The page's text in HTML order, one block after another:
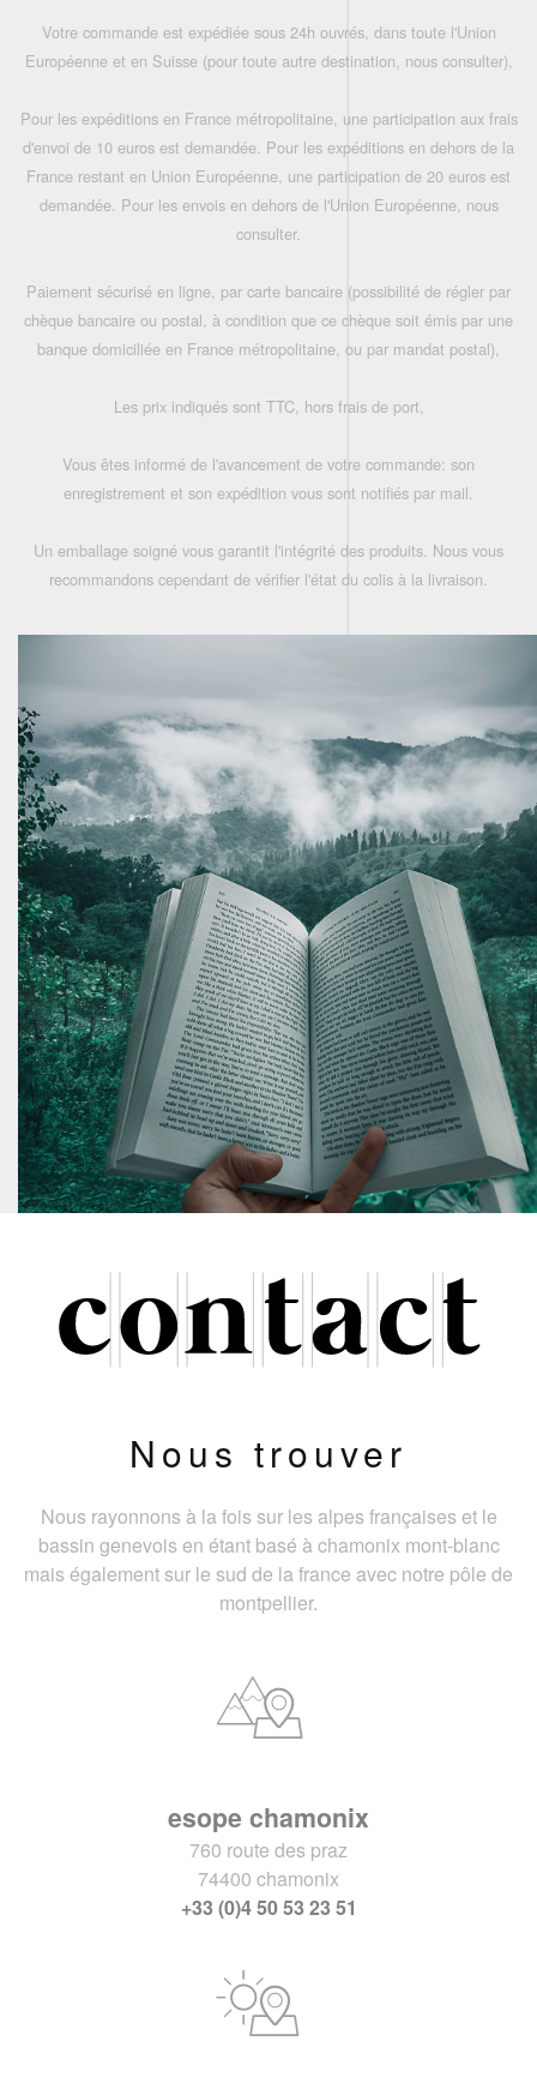
Votre commande est expédiée sous 24h ouvrés, dans toute l'Union
Européenne et en Suisse (pour toute autre destination, nous consulter),
Pour les expéditions en France métropolitaine, une participation aux frais
d'envoi de 10 euros est demandée. Pour les expéditions en dehors de la
France restant en Union Européenne, une participation de 20 euros est
demandée. Pour les envois en dehors de l'Union Européenne, nous
consulter.
Paiement sécurisé en ligne, par carte bancaire (possibilité de régler par
chèque bancaire ou postal, à condition que ce chèque soit émis par une
banque domiciliée en France métropolitaine, ou par mandat postal),
Les prix indiqués sont TTC, hors frais de port,
Vous êtes informé de l'avancement de votre commande: son
enregistrement et son expédition vous sont notifiés par mail.
Un emballage soigné vous garantit l'intégrité des produits. Nous vous
recommandons cependant de vérifier l'état du colis à la livraison.
Nous trouver
Nous rayonnons à la fois sur les alpes françaises et le
bassin genevois en étant basé à chamonix mont-blanc
mais également sur le sud de la france avec notre pôle de
montpellier.
esope chamonix
760 route des praz
74400 chamonix
+33 (0)4 50 53 23 51